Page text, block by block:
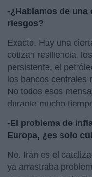
-¿Hablamos de
riesgos?
Exacto. Hay una
cotizan resiliencia,
persistente, el
los bancos centrales
No todos esos
durante mucho
-El problema de
Europa, ¿es solo
No. Irán es el
ya arrastraba